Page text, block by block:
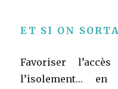
ET SI ON
Favoriser
l’isolement…